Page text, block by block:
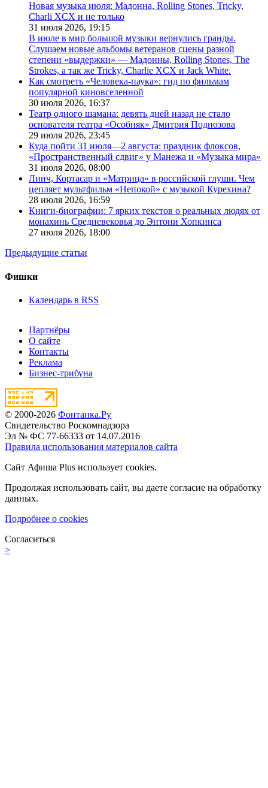
Новая музыка июля: Мадонна, Rolling Stones, Tricky,
Charli XCX и не только
31 июля 2026, 19:15
В июле в мир большой музыки вернулись гранды.
Слушаем новые альбомы ветеранов сцены разной
степени «выдержки» — Мадонны, Rolling Stones, The
Strokes, а так же Tricky, Charlie XCX и Jack White.
Как смотреть «Человека-паука»: гид по фильмам
популярной киновселенной
30 июля 2026, 16:37
Театр одного шамана: девять дней назад не стало
основателя театра «Особняк» Дмитрия Поднозова
29 июля 2026, 23:45
Куда пойти 31 июля—2 августа: праздник флоксов,
«Пространственный сдвиг» у Манежа и «Музыка мира»
31 июля 2026, 08:00
Линч, Кортасар и «Матрица» в российской глуши. Чем
цепляет мультфильм «Непокой» с музыкой Курехина?
28 июля 2026, 16:59
Книги-биографии: 7 ярких текстов о реальных людях от
монахинь Средневековья до Энтони Хопкинса
27 июля 2026, 18:00
Предыдущие статьи
Фишки
Календарь в RSS
Партнёры
О сайте
Контакты
Реклама
Бизнес-трибуна
© 2000-2026 Фонтанка.Ру
Свидетельство Роскомнадзора
Эл № ФС 77-66333 от 14.07.2016
Правила использования материалов сайта
Сайт Афиша Plus использует cookies.
Продолжая использовать сайт, вы даете согласие на обработку
данных.
Подробнее о cookies
Согласиться
>